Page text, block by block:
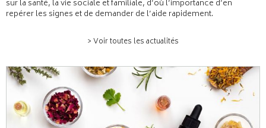
sur la santé, la vie sociale et familiale, d’où l’importance d’en
repérer les signes et de demander de l’aide rapidement.
> Voir toutes les actualités